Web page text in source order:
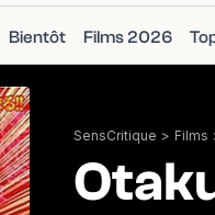
Bientôt Films 2026
SensCritique > Films